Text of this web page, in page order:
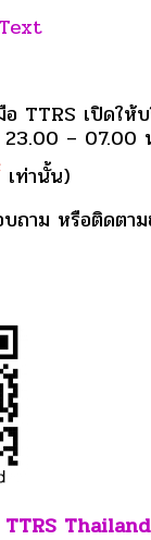
อ TTRS เปิดให้
23.00 – 07.00
เท่านั้น)
ถาม หรือติดตาม
TTRS Thailand